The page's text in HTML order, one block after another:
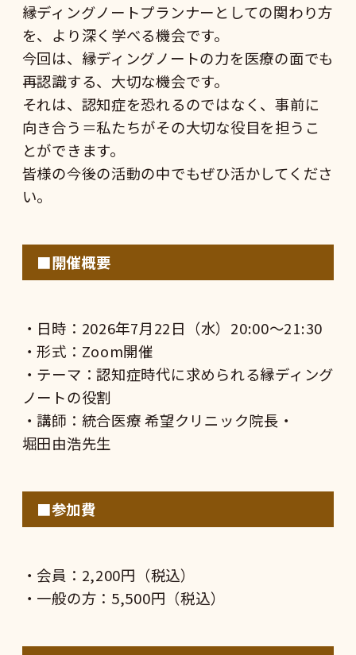
縁ディングノートプランナーとしての関わり方
を、より深く学べる機会です。
今回は、縁ディングノートの力を医療の面でも
再認識する、大切な機会です。
それは、認知症を恐れるのではなく、事前に
向き合う＝私たちがその大切な役目を担うこ
とができます。
皆様の今後の活動の中でもぜひ活かしてくださ
い。
■開催概要
・日時：2026年7月22日（水）20:00〜21:30
・形式：Zoom開催
・テーマ：認知症時代に求められる縁ディング
ノートの役割
・講師：統合医療 希望クリニック院長・
堀田由浩先生
■参加費
・会員：2,200円（税込）
・一般の方：5,500円（税込）